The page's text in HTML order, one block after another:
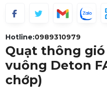
Hotline:0989310979
Quạt thông
vuông Deton
chớp)